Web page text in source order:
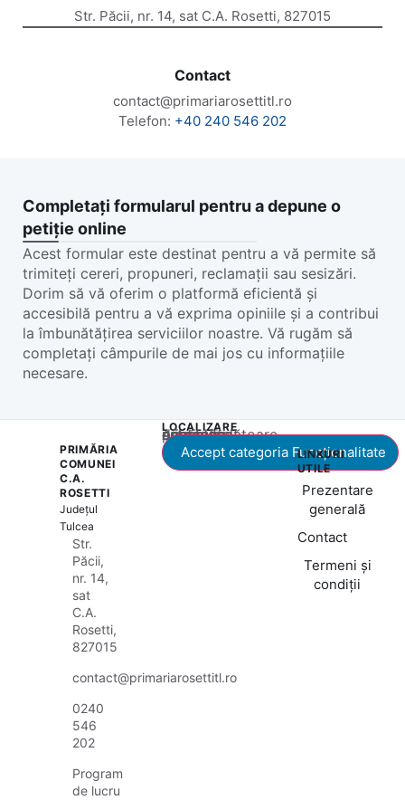
Str. Păcii, nr. 14, sat C.A. Rosetti, 827015
Contact
contact@primariarosettitl.ro
Telefon: +40 240 546 202
Completați formularul pentru a depune o
petiție online
Acest formular este destinat pentru a vă permite să
trimiteți cereri, propuneri, reclamații sau sesizări.
Dorim să vă oferim o platformă eficientă și
accesibilă pentru a vă exprima opiniile și a contribui
la îmbunătățirea serviciilor noastre. Vă rugăm să
completați câmpurile de mai jos cu informațiile
necesare.
PRIMĂRIA
COMUNEI
C.A.
ROSETTI
Județul
Tulcea
Str.
Păcii,
nr. 14,
sat
C.A.
Rosetti,
827015
contact@primariarosettitl.ro
0240
546
202
Program
de lucru
LOCALIZARE
Acest conținut este blocat până când acceptați categoria corespunzătoare de cookie-uri.
Accept categoria Funcționalitate
LINKURI
UTILE
Prezentare
generală
Contact
Termeni și
condiții